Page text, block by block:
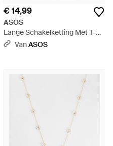
€ 14,99
ASOS
Lange Schakelketting Met T-
Staafje En Schelphangertje -
VanASOS